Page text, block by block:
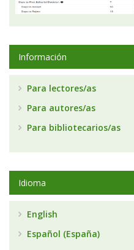
Información
Para lectores/as
Para autores/as
Para bibliotecarios/as
Idioma
English
Español (España)